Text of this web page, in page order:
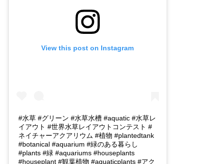
View this post on Instagram
#水草 #グリーン #水草水槽 #aquatic #水草レ
イアウト #世界水草レイアウトコンテスト #
ネイチャーアクアリウム #植物 #plantedtank
#botanical #aquarium #緑のある暮らし
#plants #緑 #aquariums #houseplants
#houseplant #観葉植物 #aquaticplants #アク